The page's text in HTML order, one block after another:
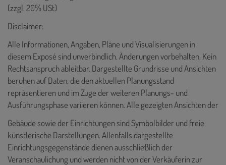
(zzgl. 20% USt)
Disclaimer:
Alle Informationen, Angaben, Pläne und Visualisierungen in
diesem Exposé sind unverbindlich. Änderungen vorbehalten. Kein
Rechtsanspruch ableitbar. Dargestellte Grundrisse und Ansichten
beruhen auf Daten, die den aktuellen Planungsstand
repräsentieren und im Zuge der weiteren Planungs- und
Ausführungsphase variieren können. Alle gezeigten Ansichten der
Gebäude sowie der Einrichtungen sind Symbolbilder und freie
künstlerische Darstellungen. Allenfalls dargestellte
Einrichtungsgegenstände dienen ausschließlich der
Veranschaulichung und werden nicht von der Verkäuferin zur